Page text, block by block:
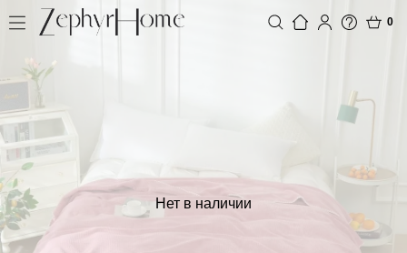
0
Нет в наличии